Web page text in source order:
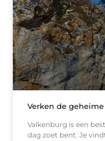
Verken de
Valkenburg is een
dag zoet bent. Je